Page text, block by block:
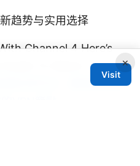
趋势与实用选择
Channel 4 Here’s
To Watch
建机场节点：實用指南與
×
Visit